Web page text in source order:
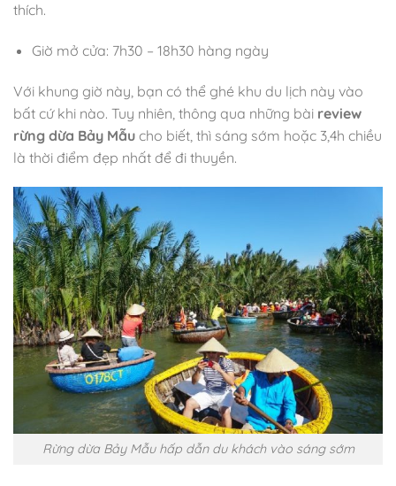
thích.
Giờ mở cửa: 7h30 – 18h30 hàng ngày
Với khung giờ này, bạn có thể ghé khu du lịch này vào
bất cứ khi nào. Tuy nhiên, thông qua những bài review
rừng dừa Bảy Mẫu cho biết, thì sáng sớm hoặc 3,4h chiều
là thời điểm đẹp nhất để đi thuyền.
Rừng dừa Bảy Mẫu hấp dẫn du khách vào sáng sớm